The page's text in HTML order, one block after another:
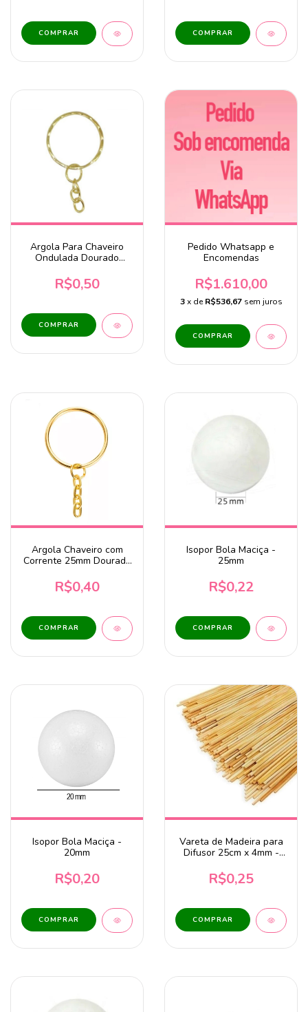
Argola Para Chaveiro
Ondulada Dourado
R$0,50
Pedido Whatsapp e
Encomendas
R$1.610,00
3 x deR$536,67 sem juros
Argola Chaveiro com
Corrente 25mm Dourado
R$0,40
Isopor Bola Maciça -
25mm
R$0,22
Isopor Bola Maciça -
20mm
R$0,20
Vareta de Madeira para
Difusor 25cm x 4mm -
R$0,25